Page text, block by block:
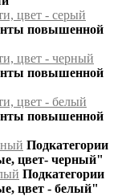
цвет - серый
повышенной
цвет - черный
повышенной
цвет - белый
повышенной
Подкатегории
цвет- черный"
Подкатегории
цвет - белый"